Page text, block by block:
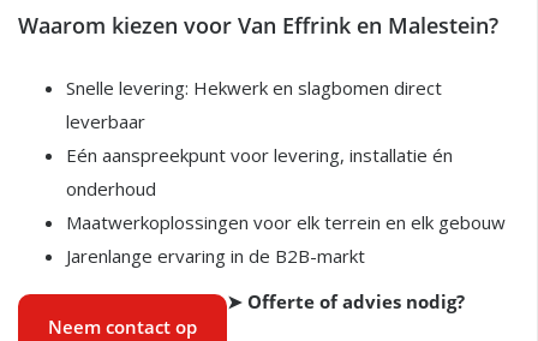
Waarom kiezen voor Van Effrink en Malestein?
Snelle levering: Hekwerk en slagbomen direct
leverbaar
Eén aanspreekpunt voor levering, installatie én
onderhoud
Maatwerkoplossingen voor elk terrein en elk gebouw
Jarenlange ervaring in de B2B-markt
➤ Offerte of advies nodig?
Neem contact op